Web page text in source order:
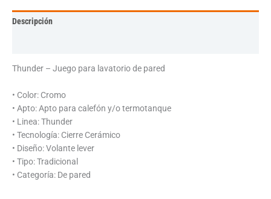
Descripción
Thunder – Juego para lavatorio de pared
• Color: Cromo
• Apto: Apto para calefón y/o termotanque
• Linea: Thunder
• Tecnología: Cierre Cerámico
• Diseño: Volante lever
• Tipo: Tradicional
• Categoría: De pared